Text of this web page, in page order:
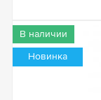
Новинка
В наличии